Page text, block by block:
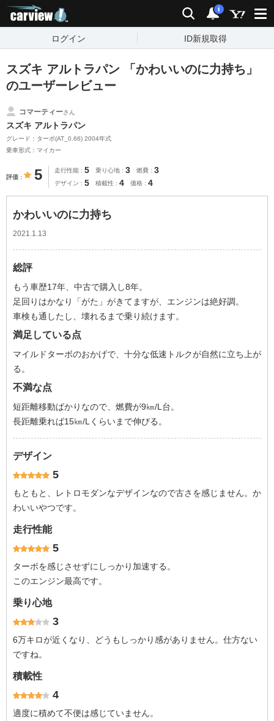
検索 通知
i
ログイン ID新規取得
スズキ アルトラパン 「かわいいのに力持ち」
のユーザーレビュー
コマーティーさん
スズキ アルトラパン
グレード：ターボ(AT_0.66) 2004年式
乗車形式：マイカー
評価 5 走行性能 5 乗り心地 3 燃費 3
デザイン 5 積載性 4 価格 4
かわいいのに力持ち
2021.1.13
総評
もう車歴17年、中古で購入し8年。
足回りはかなり「がた」がきてますが、エンジンは絶好調。
車検も通したし、壊れるまで乗り続けます。
満足している点
マイルドターボのおかげで、十分な低速トルクが自然に立ち上が
る。
不満な点
短距離移動ばかりなので、燃費が9㎞/L台。
長距離乗れば15㎞/Lくらいまで伸びる。
デザイン
5
もともと、レトロモダンなデザインなので古さを感じません。か
わいいやつです。
走行性能
5
ターボを感じさせずにしっかり加速する。
このエンジン最高です。
乗り心地
3
6万キロが近くなり、どうもしっかり感がありません。仕方ない
ですね。
積載性
4
適度に積めて不便は感じていません。